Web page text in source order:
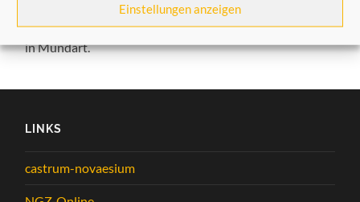
Einstellungen anzeigen
Schließlich haben die Teilnehmer wieder Gelegenheit zu
thematisch offenen Erzähl- ,Vorlese- oder Liedbeiträgen
in Mundart.
LINKS
castrum-novaesium